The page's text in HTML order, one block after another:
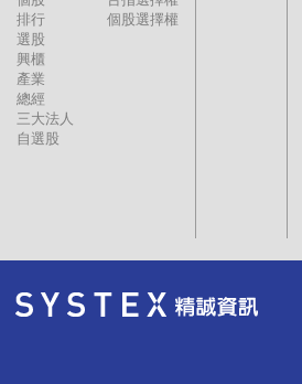
排行
選股
興櫃
產業
總經
三大法人
自選股
個股選擇權